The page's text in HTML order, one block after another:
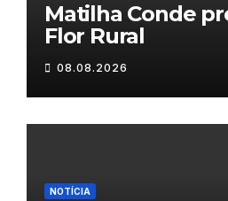
Matilha Conde
Flor Rural
08.08.2026
NOTÍCIA